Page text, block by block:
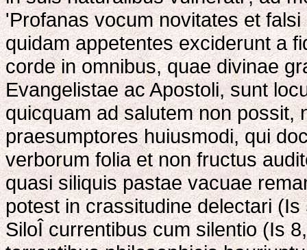
'Profanas vocum novitates et
quidam appetentes exciderunt a
corde in omnibus, quae divinae
Evangelistae ac Apostoli, sunt
quicquam ad salutem non possit,
praesumptores huiusmodi, qui
verborum folia et non fructus
quasi siliquis pastae vacuae
potest in crassitudine delectari
SiloÎ currentibus cum silentio (Is